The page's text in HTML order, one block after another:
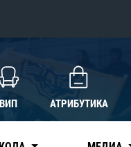
ВИП АТРИБУТИКА